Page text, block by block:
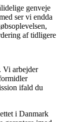
genveje
ser vi endda
af tidligere
Vi arbejder
ifald du
i Danmark